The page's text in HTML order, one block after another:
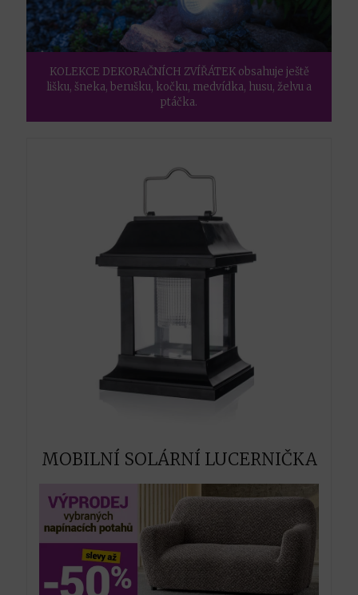
KOLEKCE DEKORAČNÍCH ZVÍŘÁTEK obsahuje ještě
lišku, šneka, berušku, kočku, medvídka, husu, želvu a
ptáčka.
MOBILNÍ SOLÁRNÍ LUCERNIČKA